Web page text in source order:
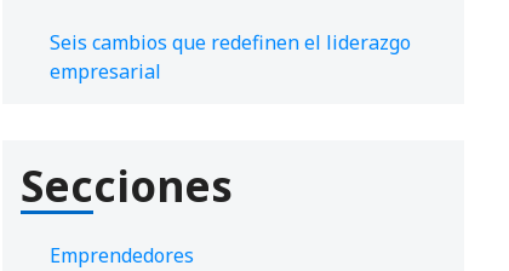
Seis cambios que redefinen el liderazgo
empresarial
Secciones
Emprendedores